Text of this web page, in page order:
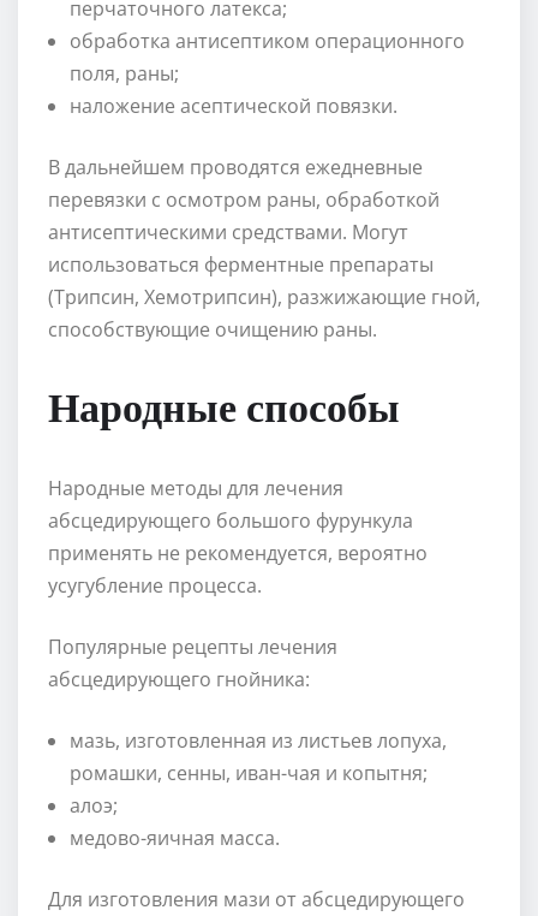
перчаточного латекса;
обработка антисептиком операционного
поля, раны;
наложение асептической повязки.
В дальнейшем проводятся ежедневные
перевязки с осмотром раны, обработкой
антисептическими средствами. Могут
использоваться ферментные препараты
(Трипсин, Хемотрипсин), разжижающие гной,
способствующие очищению раны.
Народные способы
Народные методы для лечения
абсцедирующего большого фурункула
применять не рекомендуется, вероятно
усугубление процесса.
Популярные рецепты лечения
абсцедирующего гнойника:
мазь, изготовленная из листьев лопуха,
ромашки, сенны, иван-чая и копытня;
алоэ;
медово-яичная масса.
Для изготовления мази от абсцедирующего